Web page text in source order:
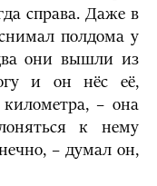
справа. Даже в
полдома у
они вышли из
и он нёс её,
– она
к нему
– думал он,